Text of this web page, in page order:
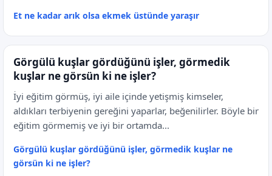
Et ne kadar arık olsa ekmek üstünde yaraşır
Görgülü kuşlar gördüğünü işler, görmedik
kuşlar ne görsün ki ne işler?
İyi eğitim görmüş, iyi aile içinde yetişmiş kimseler,
aldıkları terbiyenin gereğini yaparlar, beğenilirler. Böyle bir
eğitim görmemiş ve iyi bir ortamda...
Görgülü kuşlar gördüğünü işler, görmedik kuşlar ne
görsün ki ne işler?